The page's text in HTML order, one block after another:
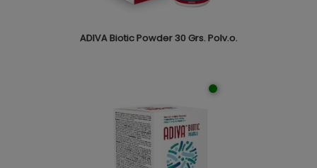
ADIVA Biotic Powder 30 Grs. Polv.o.